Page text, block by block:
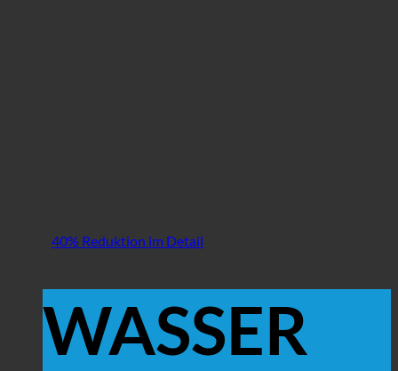
40% Reduktion im Detail
WASSER